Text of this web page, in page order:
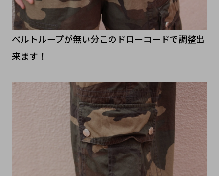
ベルトループが無い分このドローコードで調整出
来ます！